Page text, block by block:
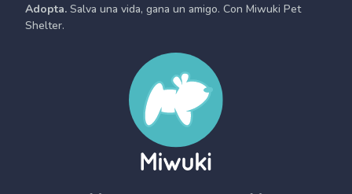
Adopta. Salva una vida, gana un amigo. Con Miwuki Pet
Shelter.